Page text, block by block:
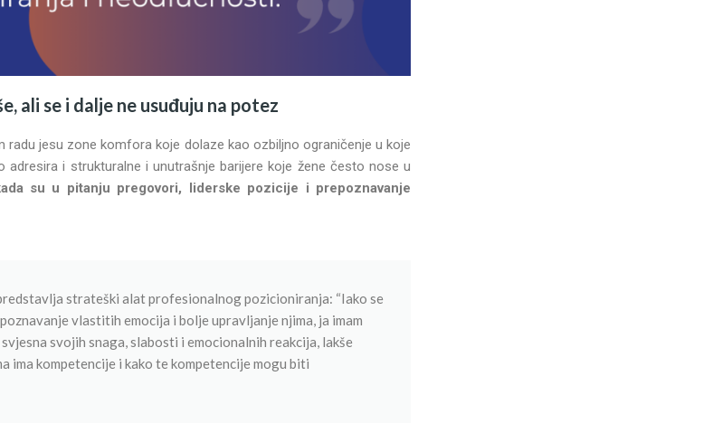
ali se i dalje ne usuđuju na potez
radu jesu zone komfora koje dolaze kao ozbiljno ograničenje u koje
adresira i strukturalne i unutrašnje barijere koje žene često nose u
su u pitanju pregovori, liderske pozicije i prepoznavanje
strateški alat profesionalnog pozicioniranja: “Iako se
vlastitih emocija i bolje upravljanje njima, ja imam
svojih snaga, slabosti i emocionalnih reakcija, lakše
ima kompetencije i kako te kompetencije mogu biti